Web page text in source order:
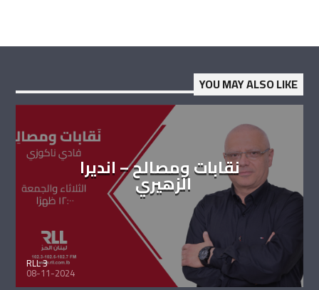
YOU MAY ALSO LIKE
نقابات ومصالح – انديرا
الزهيري
RLL 3
08-11-2024